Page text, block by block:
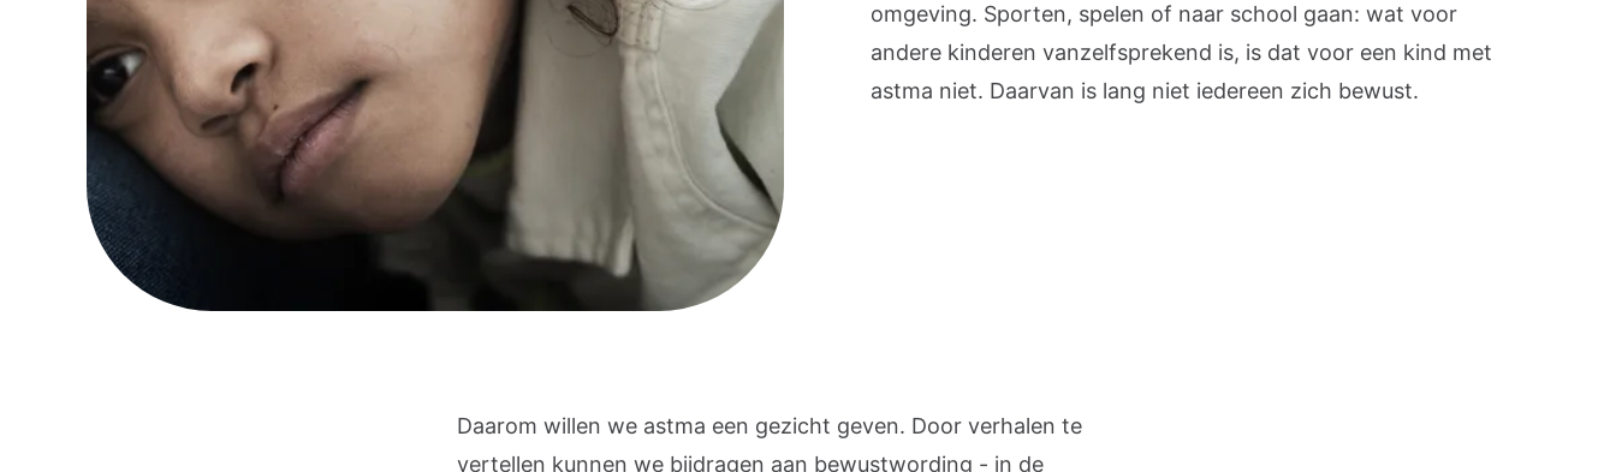
omgeving. Sporten, spelen of naar school gaan: wat voor
andere kinderen vanzelfsprekend is, is dat voor een kind met
astma niet. Daarvan is lang niet iedereen zich bewust.
Daarom willen we astma een gezicht geven. Door verhalen te
vertellen kunnen we bijdragen aan bewustwording - in de